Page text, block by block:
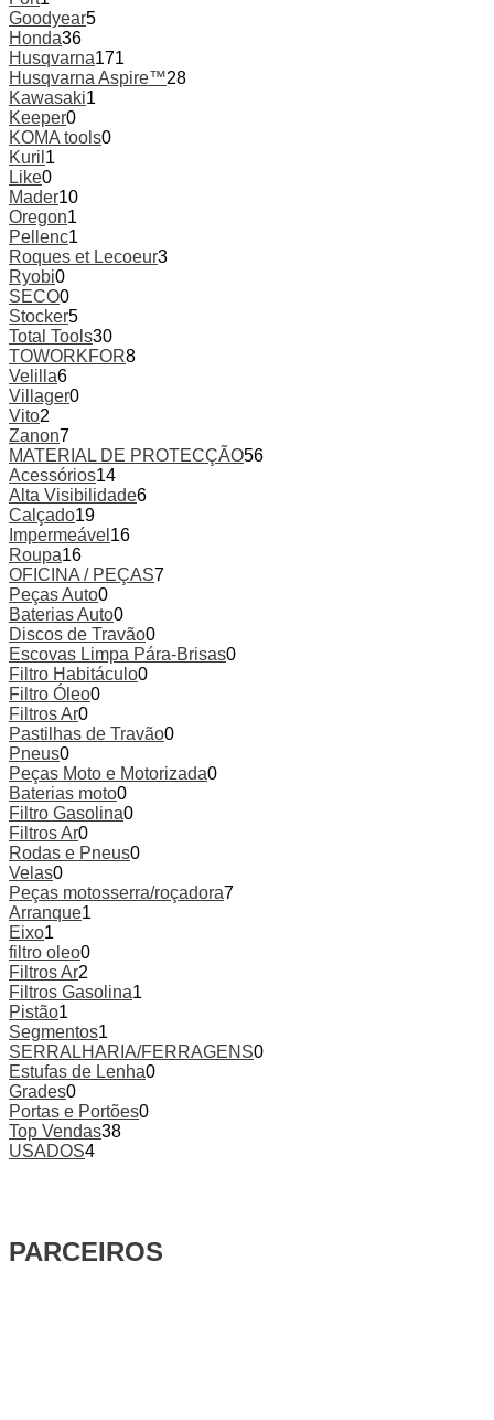
Goodyear5
Honda36
Husqvarna171
Husqvarna Aspire™28
Kawasaki1
Keeper0
KOMA tools0
Kuril 1
Like0
Mader10
Oregon1
Pellenc1
Roques et Lecoeur3
Ryobi0
SECO0
Stocker5
Total Tools30
TOWORKFOR8
Velilla6
Villager0
Vito2
Zanon7
MATERIAL DE PROTECÇÃO56
Acessórios14
Alta Visibilidade6
Calçado19
Impermeável 16
Roupa16
OFICINA / PEÇAS7
Peças Auto0
Baterias Auto0
Discos de Travão0
Escovas Limpa Pára-Brisas0
Filtro Habitáculo0
Filtro Óleo0
Filtros Ar0
Pastilhas de Travão0
Pneus0
Peças Moto e Motorizada0
Baterias moto0
Filtro Gasolina0
Filtros Ar0
Rodas e Pneus0
Velas0
Peças motosserra/roçadora7
Arranque1
Eixo1
filtro oleo0
Filtros Ar2
Filtros Gasolina1
Pistão1
Segmentos1
SERRALHARIA/FERRAGENS0
Estufas de Lenha0
Grades0
Portas e Portões0
Top Vendas38
USADOS4
PARCEIROS